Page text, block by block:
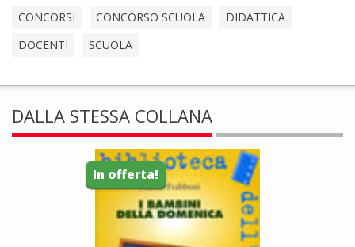
CONCORSI CONCORSO SCUOLA
DIDATTICA
DOCENTI
SCUOLA
DALLA STESSA COLLANA
In offerta!